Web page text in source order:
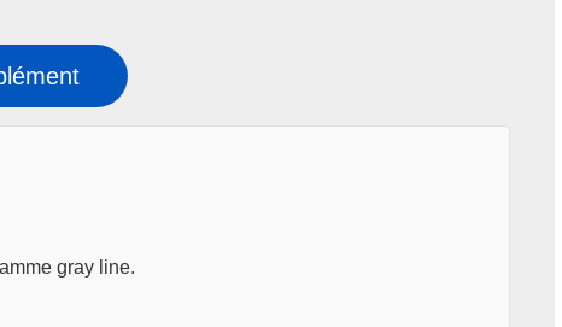
gray line.